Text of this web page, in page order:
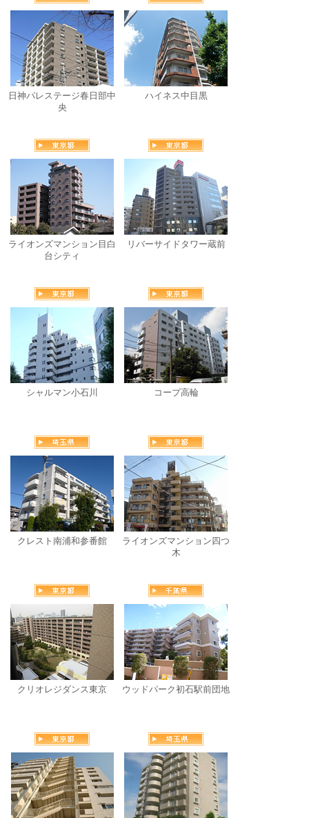
日神パレステージ春日部中
央
ハイネス中目黒
ライオンズマンション目白
台シティ
リバーサイドタワー蔵前
シャルマン小石川 コープ高輪
クレスト南浦和参番館
ライオンズマンション四つ
木
クリオレジダンス東京 ウッドパーク初石駅前団地